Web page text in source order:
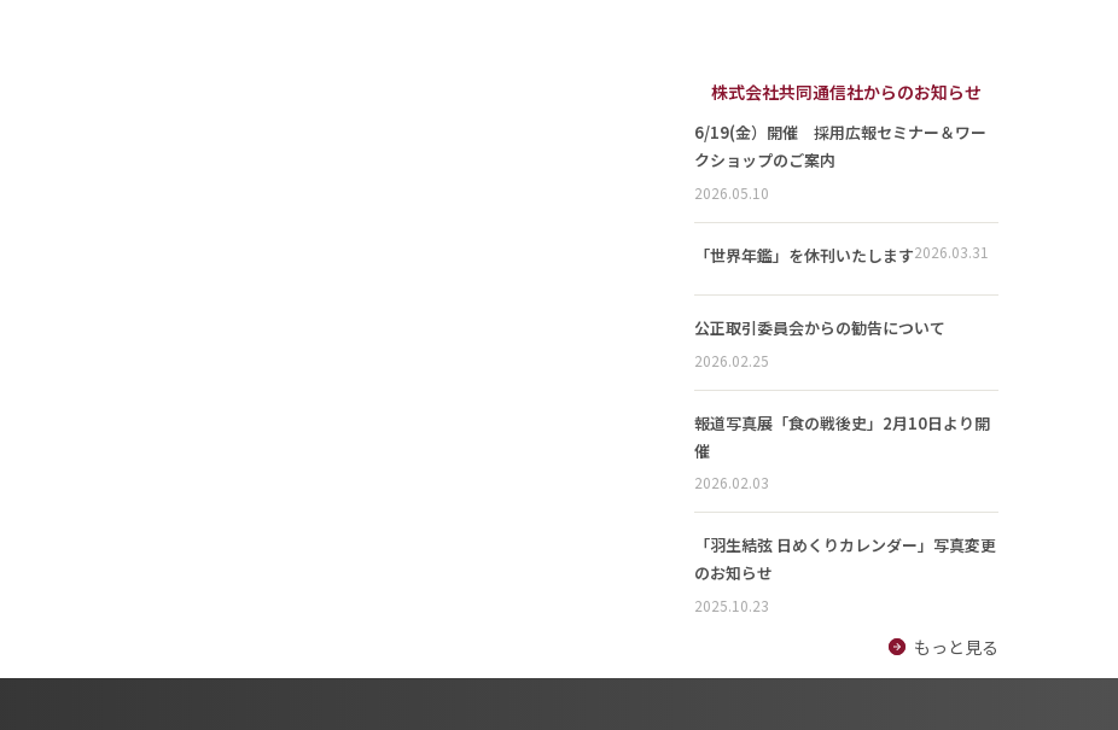
株式会社共同通信社からのお知らせ
6/19(金）開催 採用広報セミナー＆ワー
クショップのご案内
2026.05.10
「世界年鑑」を休刊いたします2026.03.31
公正取引委員会からの勧告について
2026.02.25
報道写真展「食の戦後史」2月10日より開
催
2026.02.03
「羽生結弦 日めくりカレンダー」写真変更
のお知らせ
2025.10.23
もっと見る